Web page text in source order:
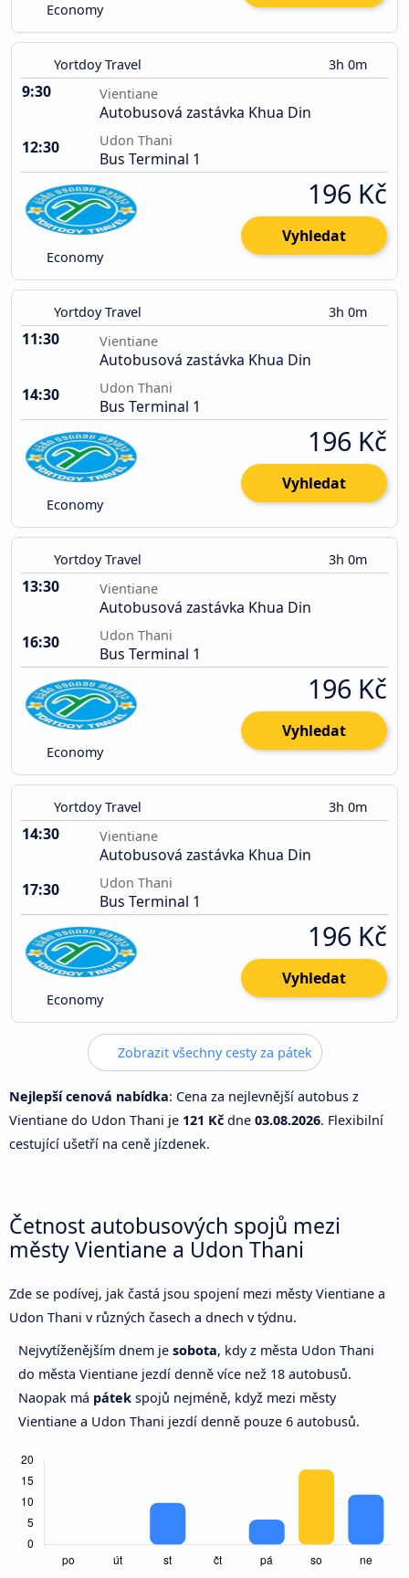
Economy
Yortdoy Travel 3h 0m
9:30 Vientiane
Autobusová zastávka Khua Din
12:30
Udon Thani
Bus Terminal 1
Economy
196 Kč
Vyhledat
Yortdoy Travel 3h 0m
11:30 Vientiane
Autobusová zastávka Khua Din
14:30
Udon Thani
Bus Terminal 1
Economy
196 Kč
Vyhledat
Yortdoy Travel 3h 0m
13:30 Vientiane
Autobusová zastávka Khua Din
16:30
Udon Thani
Bus Terminal 1
Economy
196 Kč
Vyhledat
Yortdoy Travel 3h 0m
14:30 Vientiane
Autobusová zastávka Khua Din
17:30
Udon Thani
Bus Terminal 1
Economy
196 Kč
Vyhledat
Zobrazit všechny cesty za pátek
Nejlepší cenová nabídka: Cena za nejlevnější autobus z
Vientiane do Udon Thani je 121 Kč dne 03.08.2026. Flexibilní
cestující ušetří na ceně jízdenek.
Četnost autobusových spojů mezi
městy Vientiane a Udon Thani
Zde se podívej, jak častá jsou spojení mezi městy Vientiane a
Udon Thani v různých časech a dnech v týdnu.
Nejvytíženějším dnem je sobota, kdy z města Udon Thani
do města Vientiane jezdí denně více než 18 autobusů.
Naopak má pátek spojů nejméně, když mezi městy
Vientiane a Udon Thani jezdí denně pouze 6 autobusů.